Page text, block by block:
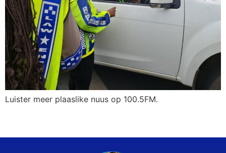
Luister meer plaaslike nuus op 100.5FM.